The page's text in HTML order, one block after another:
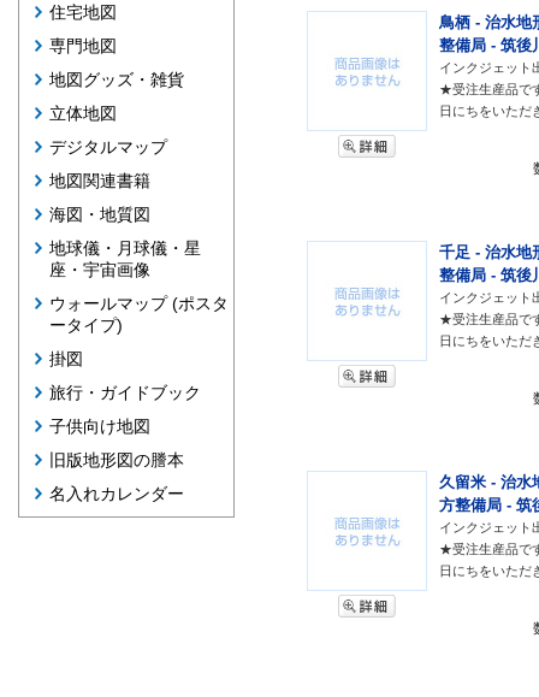
住宅地図
専門地図
地図グッズ・雑貨
立体地図
デジタルマップ
地図関連書籍
海図・地質図
地球儀・月球儀・星
座・宇宙画像
ウォールマップ (ポスタ
ータイプ)
掛図
旅行・ガイドブック
子供向け地図
旧版地形図の謄本
名入れカレンダー
鳥栖 - 治水地
整備局 - 筑後
インクジェット
★受注生産品で
日にちをいただ
千足 - 治水地
整備局 - 筑後
インクジェット
★受注生産品で
日にちをいただ
久留米 - 治水
方整備局 - 筑
インクジェット
★受注生産品で
日にちをいただ